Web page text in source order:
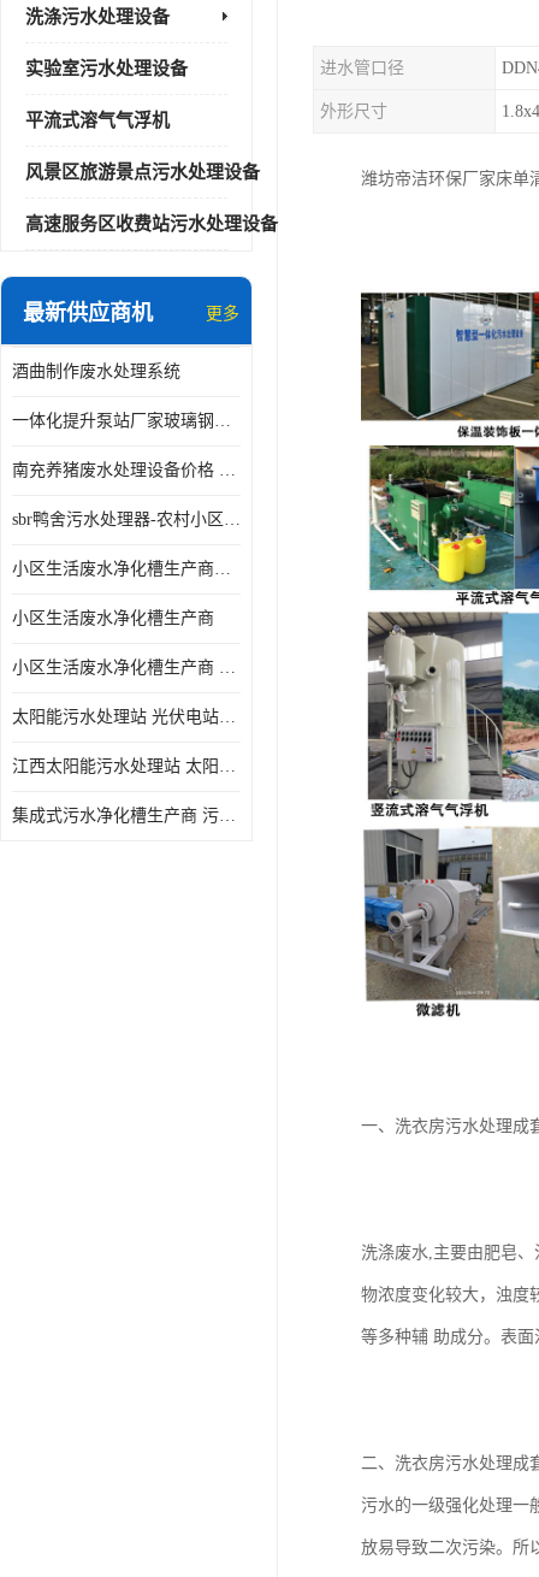
洗涤污水处理设备
实验室污水处理设备
平流式溶气气浮机
风景区旅游景点污水处理设备
高速服务区收费站污水处理设备
最新供应商机 更多
酒曲制作废水处理系统
一体化提升泵站厂家玻璃钢材质价格
南充养猪废水处理设备价格 ao污水处理器 *专人看管
sbr鸭舍污水处理器-农村小区生活污水净化器
小区生活废水净化槽生产商帝洁环保
小区生活废水净化槽生产商
小区生活废水净化槽生产商 污水净化槽装置
太阳能污水处理站 光伏电站污水处理器厂家定制
江西太阳能污水处理站 太阳能污水处理设备造型美观
集成式污水净化槽生产商 污水净化槽装置 一站式服务
进水管口径
外形尺寸
潍坊帝洁环保厂家床单
一、洗衣房污水处理
洗涤废水,主要由肥皂
物浓度变化较大，浊度
等多种辅 助成分。表
二、洗衣房污水处理
污水的一级强化处理一
放易导致二次污染。所